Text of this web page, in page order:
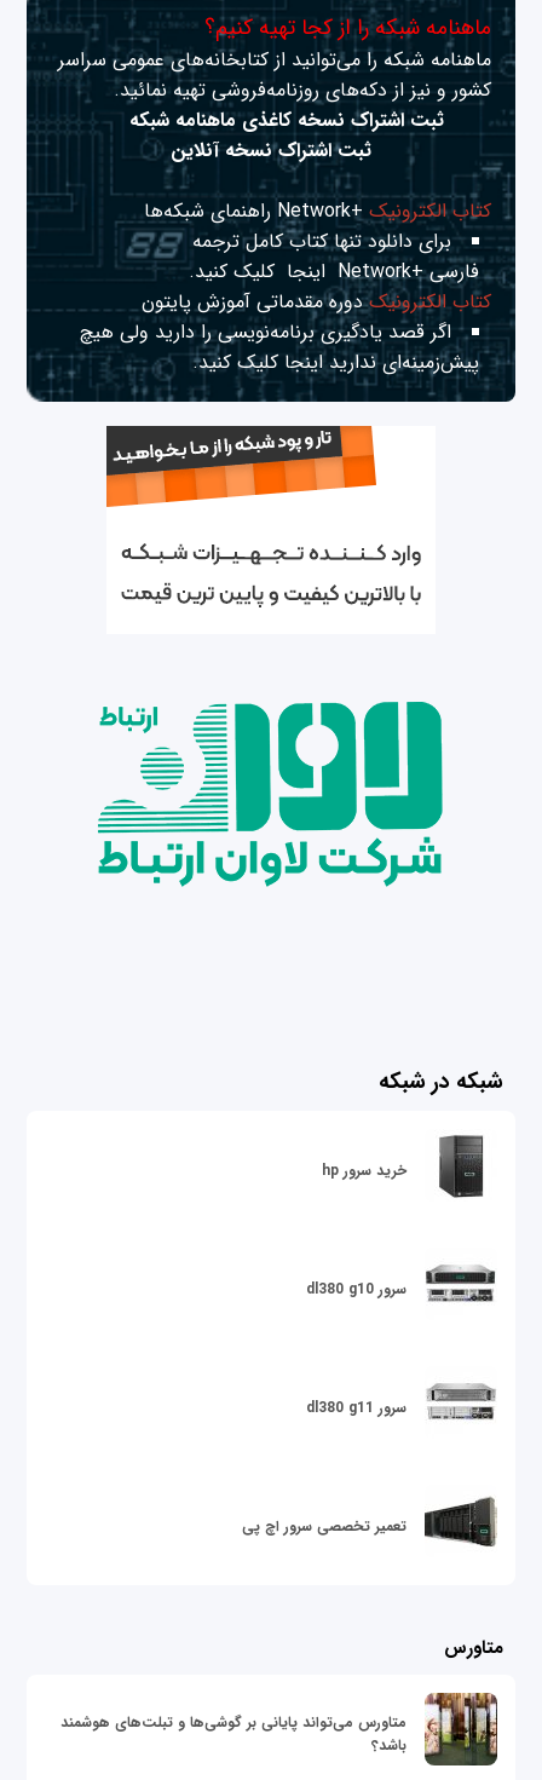
ماهنامه شبکه را از کجا تهیه کنیم؟
ماهنامه شبکه را می‌توانید از کتابخانه‌های عمومی سراسر
کشور و نیز از دکه‌های روزنامه‌فروشی تهیه نمائید.
ثبت اشتراک نسخه کاغذی ماهنامه شبکه
ثبت اشتراک نسخه آنلاین
کتاب الکترونیک+Network راهنمای شبکه‌ها
برای دانلود تنها کتاب کامل ترجمه
فارسی +Network
اینجا کلیک کنید.
کتاب الکترونیکدوره مقدماتی آموزش پایتون
اگر قصد یادگیری برنامه‌نویسی را دارید ولی هیچ
پیش‌زمینه‌ای نداریداینجا کلیک کنید.
شبکه در شبکه
خرید سرور hp
سرور dl380 g10
سرور dl380 g11
تعمیر تخصصی سرور اچ پی
متاورس
متاورس می‌تواند پایانی بر گوشی‌ها و تبلت‌های هوشمند
باشد؟